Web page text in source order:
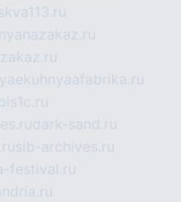
dark-sand.ru
sib-archives.ru
festival.ru